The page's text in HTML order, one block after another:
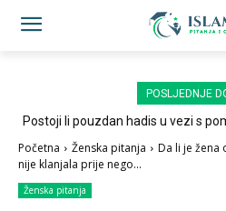
POSLJEDNJE
Postoji li pouzdan hadis u vezi s
Početna Ženska pitanja
Da li je žena
nije klanjala prije nego...
Ženska pitanja